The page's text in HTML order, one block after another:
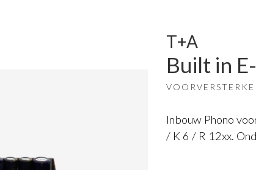
T+A
Built in
Inbouw Phono
/ K 6 / R 12xx.